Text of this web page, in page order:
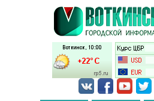
Перейти к основному содержанию